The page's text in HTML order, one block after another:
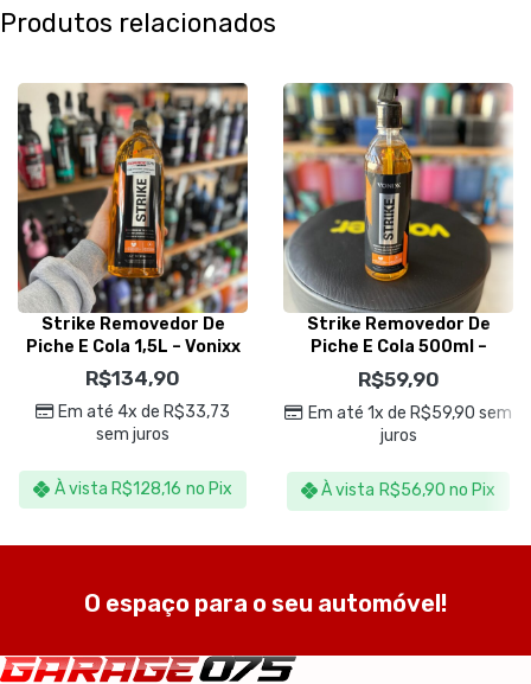
Produtos relacionados
Strike Removedor De
Piche E Cola 1,5L – Vonixx
R$134,90
Em até 4x de R$33,73
sem juros
À vista R$128,16 no Pix
Strike Removedor De
Piche E Cola 500ml –
Vonixx
R$59,90
Em até 1x de R$59,90 sem
juros
À vista R$56,90 no Pix
O espaço para o seu automóvel!